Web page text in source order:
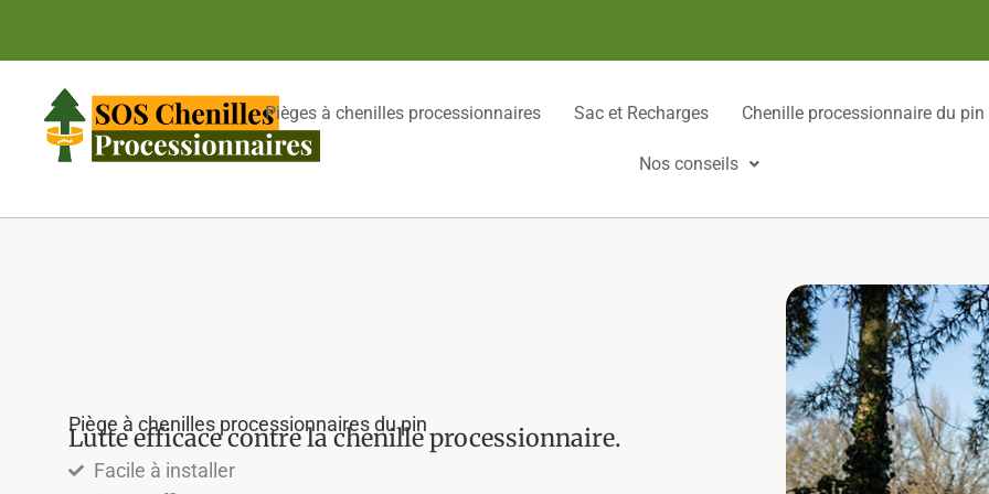
Pièges à chenilles processionnaires Sac et Recharges Chenille processionnaire du pin
Nos conseils
Piège à chenilles processionnaires du pin
Lutte efficace contre la chenille processionnaire.
Facile à installer